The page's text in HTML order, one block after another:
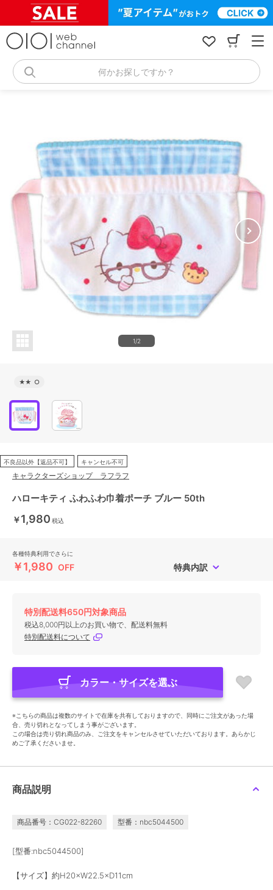
何かお探しですか？
1/2
★★ ○
不良品以外【返品不可】 キャンセル不可
キャラクターズショップ ラフラフ
ハローキティ ふわふわ巾着ポーチ ブルー 50th
￥1,980 税込
各種特典利用でさらに
￥1,980 OFF 特典内訳
特別配送料650円対象商品
税込8,000円以上のお買い物で、配送料無料
特別配送料について
カラー・サイズを選ぶ
※こちらの商品は複数のサイトで在庫を共有しておりますので、同時にご注文があった場
合、売り切れとなってしまう事がございます。
この場合は売り切れ商品のみ、ご注文をキャンセルさせていただいております。あらかじ
めご了承くださいませ。
商品説明
商品番号：CG022-82260 型番：nbc5044500
[型番:nbc5044500]
【サイズ】約H20×W22.5×D11cm